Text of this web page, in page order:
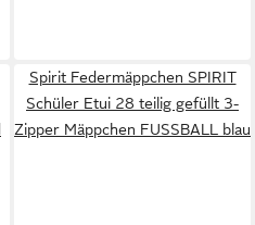
Spirit Federmäppchen SPIRIT
Schüler Etui 28 teilig gefüllt 3-
Zipper Mäppchen FUSSBALL blau